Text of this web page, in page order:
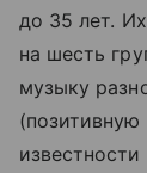
до 35 лет.
на шесть
музыку
(позитивную